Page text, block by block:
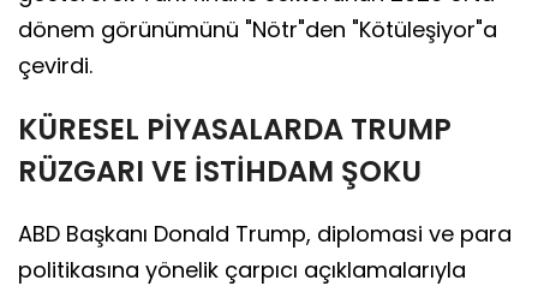
dönem görünümünü "Nötr"den "Kötüleşiyor"a
çevirdi.
KÜRESEL PİYASALARDA TRUMP
RÜZGARI VE İSTİHDAM ŞOKU
ABD Başkanı Donald Trump, diplomasi ve para
politikasına yönelik çarpıcı açıklamalarıyla